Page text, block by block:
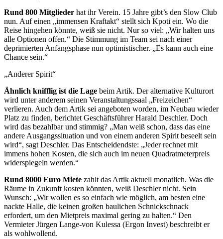
Rund 800 Mitglieder hat ihr Verein. 15 Jahre gibt’s den Slow Club
nun. Auf einen „immensen Kraftakt“ stellt sich Kpoti ein. Wo die
Reise hingehen könnte, weiß sie nicht. Nur so viel: „Wir halten uns
alle Optionen offen.“ Die Stimmung im Team sei nach einer
deprimierten Anfangsphase nun optimistischer. „Es kann auch eine
Chance sein.“
„Anderer Spirit“
Ähnlich knifflig ist die Lage beim Artik. Der alternative Kulturort
wird unter anderem seinen Veranstaltungssaal „Freizeichen“
verlieren. Auch dem Artik sei angeboten worden, im Neubau wieder
Platz zu finden, berichtet Geschäftsführer Harald Deschler. Doch
wird das bezahlbar und stimmig? „Man weiß schon, dass das eine
andere Ausgangssituation und von einem anderen Spirit beseelt sein
wird“, sagt Deschler. Das Entscheidendste: „Jeder rechnet mit
immens hohen Kosten, die sich auch im neuen Quadratmeterpreis
widerspiegeln werden.“
Rund 8000 Euro Miete zahlt das Artik aktuell monatlich. Was die
Räume in Zukunft kosten könnten, weiß Deschler nicht. Sein
Wunsch: „Wir wollen es so einfach wie möglich, am besten eine
nackte Halle, die keinen großen baulichen Schnickschnack
erfordert, um den Mietpreis maximal gering zu halten.“ Den
Vermieter Jürgen Lange-von Kulessa (Ergon Invest) beschreibt er
als wohlwollend.